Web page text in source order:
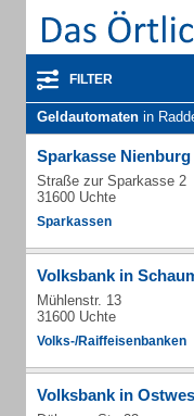
FILTER
Geldautomaten in
Sparkasse Nienburg
Straße zur Sparkasse 2
31600 Uchte
Sparkassen
Volksbank in
Mühlenstr. 13
31600 Uchte
Volks-/Raiffeisenbanken
Volksbank in